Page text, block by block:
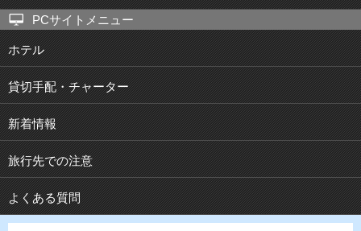
PCサイトメニュー
ホテル
貸切手配・チャーター
新着情報
旅行先での注意
よくある質問